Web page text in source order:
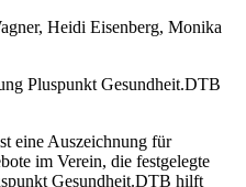
Pluspunkt Gesundheit.DTB
eine Auszeichnung für
im Verein, die festgelegte
Gesundheit.DTB hilft